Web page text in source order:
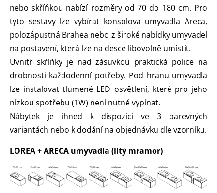
nebo skříňkou nabízí rozměry od 70 do 180 cm. Pro
tyto sestavy lze vybírat konsolová umyvadla Areca,
polozápustná Brahea nebo z široké nabídky umyvadel
na postavení, která lze na desce libovolně umístit.
Uvnitř skříňky je nad zásuvkou praktická police na
drobnosti každodenní potřeby. Pod hranu umyvadla
lze instalovat tlumené LED osvětlení, které pro jeho
nízkou spotřebu (1W) není nutné vypínat.
Nábytek je ihned k dispozici ve 3 barevných
variantách nebo k dodání na objednávku dle vzorníku.
LOREA + ARECA umyvadla (litý mramor)